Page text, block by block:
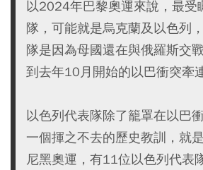
以2024年巴黎奧運來說，最受
隊，可能就是烏克蘭及以色列
隊是因為母國還在與俄羅斯交
到去年10月開始的以巴衝突牽連
以色列代表隊除了籠罩在以巴
一個揮之不去的歷史教訓，就
尼黑奧運，有11位以色列代表